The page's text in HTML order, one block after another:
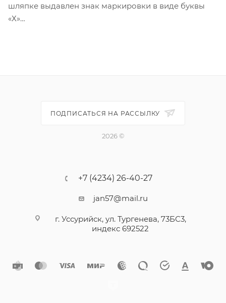
шляпке выдавлен знак маркировки в виде буквы
«Х»
Макс. толщина просверливаемого материала: 3 мм
ПОДПИСАТЬСЯ НА РАССЫЛКУ
2026 ©
+7 (4234) 26-40-27
jan57@mail.ru
г. Уссурийск, ул. Тургенева, 73БС3,
индекс 692522